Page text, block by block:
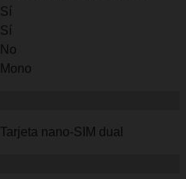
Sí
Sí
No
Mono
Tarjeta nano-SIM dual